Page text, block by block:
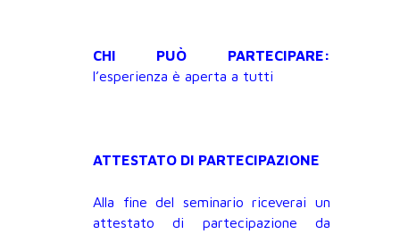
CHI PUÒ PARTECIPARE:
l’esperienza è aperta a tutti
ATTESTATO DI PARTECIPAZIONE
Alla fine del seminario riceverai un
attestato di partecipazione da